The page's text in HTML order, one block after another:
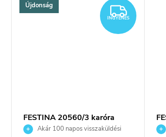
INGYENES
Újdonság
INGYENES
FESTINA 20560/3 karóra
Akár 100 napos visszaküldési